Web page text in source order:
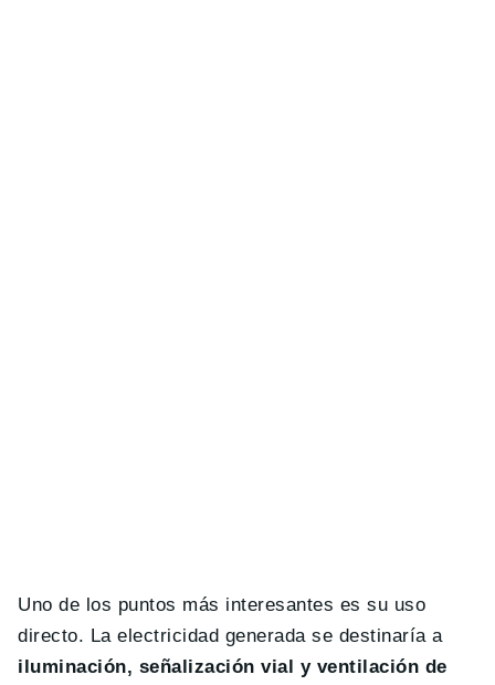
Uno de los puntos más interesantes es su uso
directo. La electricidad generada se destinaría a
iluminación, señalización vial y ventilación de